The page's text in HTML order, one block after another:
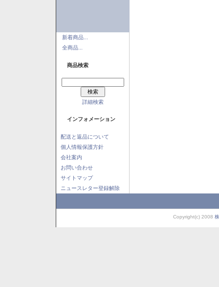
新着商品...
全商品...
商品検索
詳細検索
インフォメーション
配送と返品について
個人情報保護方針
会社案内
お問い合わせ
サイトマップ
ニュースレター登録解除
Copyright(c) 2008